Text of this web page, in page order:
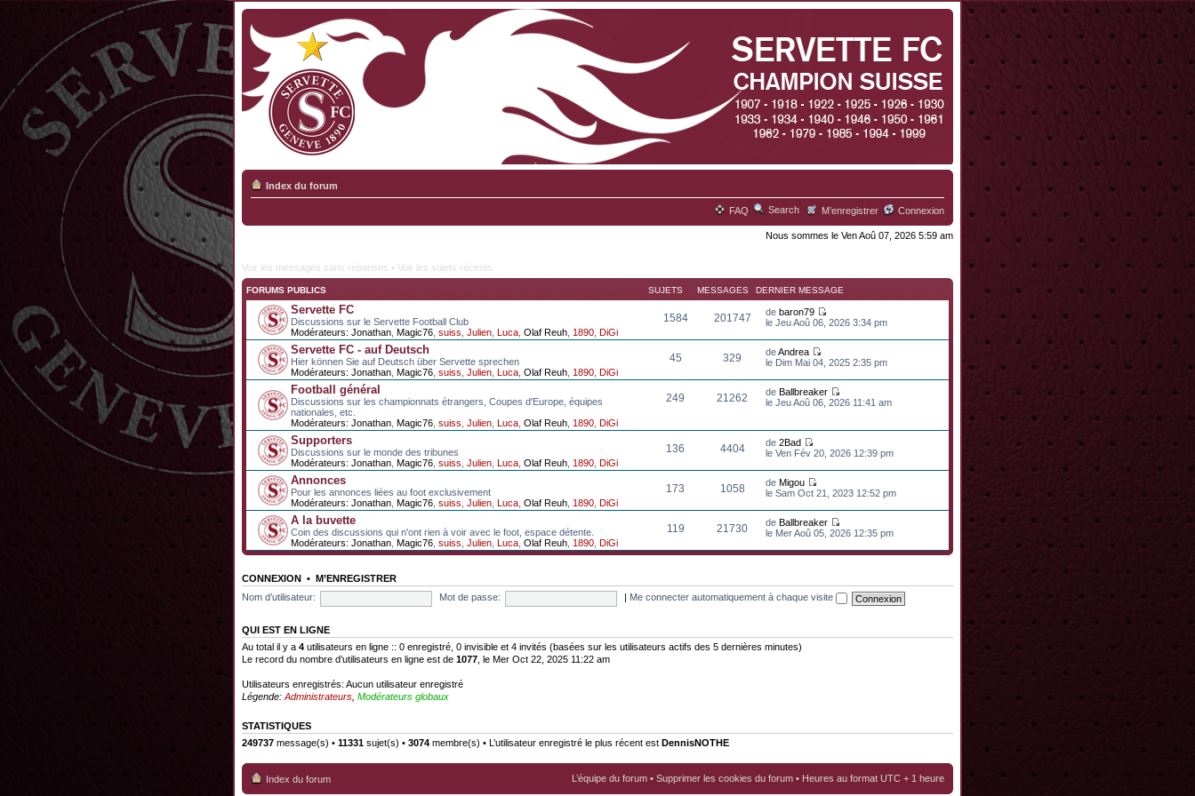
Index du forum
FAQ Search M’enregistrer Connexion
Nous sommes le Ven Aoû 07, 2026 5:59 am
Voir les messages sans réponses • Voir les sujets récents
FORUMS PUBLICS SUJETS MESSAGES DERNIER MESSAGE
Servette FC
Discussions sur le Servette Football Club
Modérateurs: Jonathan Magic76 suiss Julien Luca Olaf Reuh 1890 DiGi
1584 201747 debaron79
le Jeu Aoû 06, 2026 3:34 pm
Servette FC - auf Deutsch
Hier können Sie auf Deutsch über Servette sprechen
Modérateurs: Jonathan Magic76 suiss Julien Luca Olaf Reuh 1890 DiGi
45 329 deAndrea
le Dim Mai 04, 2025 2:35 pm
Football général
Discussions sur les championnats étrangers, Coupes d'Europe, équipes
nationales, etc.
Modérateurs: Jonathan Magic76 suiss Julien Luca Olaf Reuh 1890 DiGi
249 21262 deBallbreaker
le Jeu Aoû 06, 2026 11:41 am
Supporters
Discussions sur le monde des tribunes
Modérateurs: Jonathan Magic76 suiss Julien Luca Olaf Reuh 1890 DiGi
136 4404 de2Bad
le Ven Fév 20, 2026 12:39 pm
Annonces
Pour les annonces liées au foot exclusivement
Modérateurs: Jonathan Magic76 suiss Julien Luca Olaf Reuh 1890 DiGi
173 1058 deMigou
le Sam Oct 21, 2023 12:52 pm
A la buvette
Coin des discussions qui n'ont rien à voir avec le foot, espace détente.
Modérateurs: Jonathan Magic76 suiss Julien Luca Olaf Reuh 1890 DiGi
119 21730 deBallbreaker
le Mer Aoû 05, 2026 12:35 pm
CONNEXION • M’ENREGISTRER
Nom d’utilisateur:
Mot de passe: Me connecter automatiquement à chaque visite
QUI EST EN LIGNE
Au total il y a 4 utilisateurs en ligne :: 0 enregistré, 0 invisible et 4 invités (basées sur les utilisateurs actifs des 5 dernières minutes)
Le record du nombre d’utilisateurs en ligne est de 1077 , le Mer Oct 22, 2025 11:22 am
Utilisateurs enregistrés: Aucun utilisateur enregistré
Légende: Administrateurs Modérateurs globaux
STATISTIQUES
249737 message(s) • 11331 sujet(s) • 3074 membre(s) • L’utilisateur enregistré le plus récent est DennisNOTHE
Index du forum L’équipe du forum • Supprimer les cookies du forum • Heures au format UTC + 1 heure